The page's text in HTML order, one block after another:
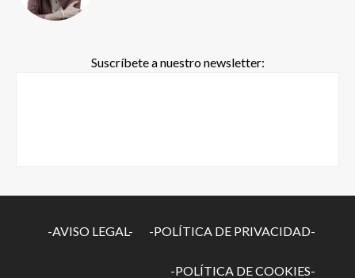
Suscríbete a nuestro newsletter:
-AVISO LEGAL- -POLÍTICA DE PRIVACIDAD-
-POLÍTICA DE COOKIES-